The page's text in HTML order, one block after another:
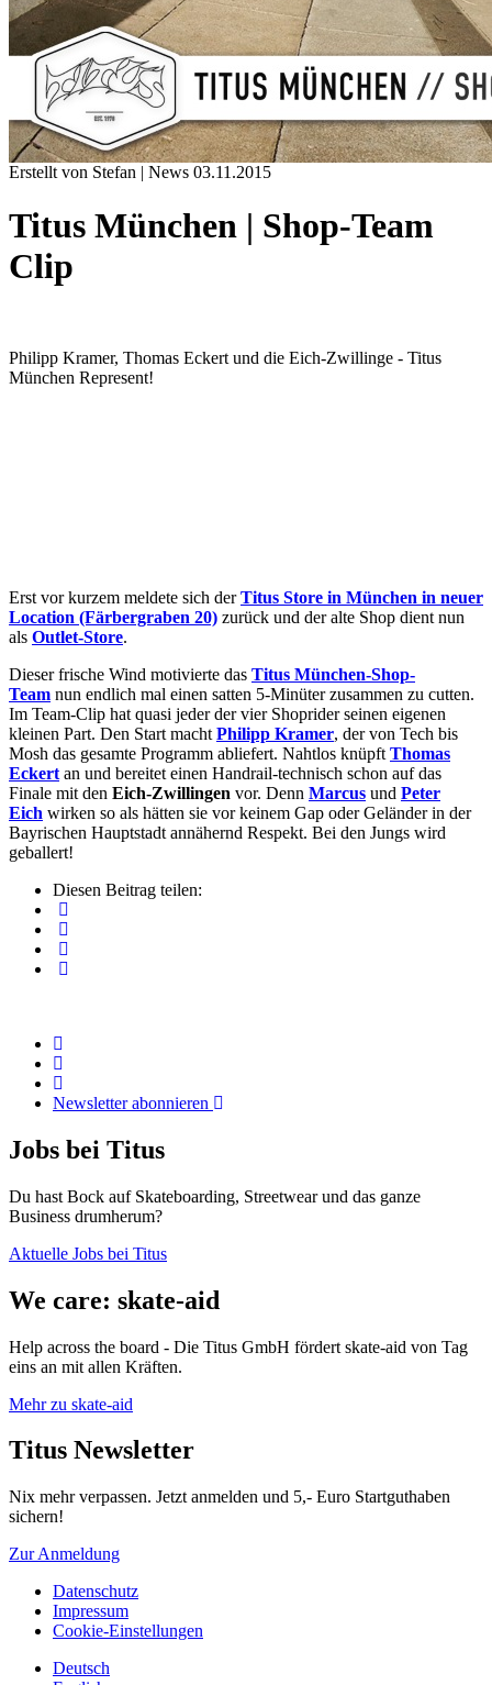
Erstellt von Stefan | News 03.11.2015
Titus München | Shop-Team
Clip
Philipp Kramer, Thomas Eckert und die Eich-Zwillinge - Titus
München Represent!
Erst vor kurzem meldete sich derTitus Store in München in neuer
Location (Färbergraben 20) zurück und der alte Shop dient nun
als Outlet-Store.
Dieser frische Wind motivierte das Titus München-Shop-
Team nun endlich mal einen satten 5-Minüter zusammen zu cutten.
Im Team-Clip hat quasi jeder der vier Shoprider seinen eigenen
kleinen Part. Den Start macht Philipp Kramer, der von Tech bis
Mosh das gesamte Programm abliefert. Nahtlos knüpft Thomas
Eckert an und bereitet einen Handrail-technisch schon auf das
Finale mit den Eich-Zwillingen vor. Denn Marcus und Peter
Eich wirken so als hätten sie vor keinem Gap oder Geländer in der
Bayrischen Hauptstadt annähernd Respekt. Bei den Jungs wird
geballert!
Diesen Beitrag teilen:
Newsletter abonnieren
Jobs bei Titus
Du hast Bock auf Skateboarding, Streetwear und das ganze
Business drumherum?
Aktuelle Jobs bei Titus
We care: skate-aid
Help across the board - Die Titus GmbH fördert skate-aid von Tag
eins an mit allen Kräften.
Mehr zu skate-aid
Titus Newsletter
Nix mehr verpassen. Jetzt anmelden und 5,- Euro Startguthaben
sichern!
Zur Anmeldung
Datenschutz
Impressum
Cookie-Einstellungen
Deutsch